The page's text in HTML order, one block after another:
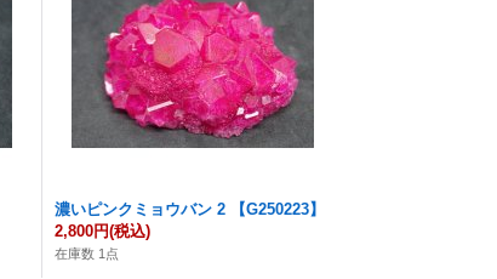
濃いピンクミョウバン 2 【G250223】
2,800円(税込)
在庫数 1点